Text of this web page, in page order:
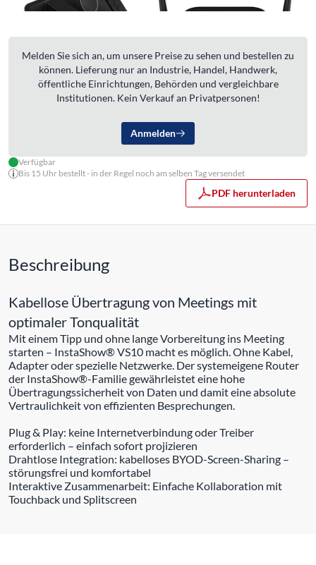
Melden Sie sich an, um unsere Preise zu sehen und bestellen zu
können. Lieferung nur an Industrie, Handel, Handwerk,
öffentliche Einrichtungen, Behörden und vergleichbare
Institutionen. Kein Verkauf an Privatpersonen!
Anmelden
Verfügbar
Bis 15 Uhr bestellt - in der Regel noch am selben Tag versendet
PDF herunterladen
Beschreibung
Kabellose Übertragung von Meetings mit
optimaler Tonqualität
Mit einem Tipp und ohne lange Vorbereitung ins Meeting
starten – InstaShow® VS10 macht es möglich. Ohne Kabel,
Adapter oder spezielle Netzwerke. Der systemeigene Router
der InstaShow®-Familie gewährleistet eine hohe
Übertragungssicherheit von Daten und damit eine absolute
Vertraulichkeit von effizienten Besprechungen.
Plug & Play: keine Internetverbindung oder Treiber
erforderlich – einfach sofort projizieren
Drahtlose Integration: kabelloses BYOD-Screen-Sharing –
störungsfrei und komfortabel
Interaktive Zusammenarbeit: Einfache Kollaboration mit
Touchback und Splitscreen